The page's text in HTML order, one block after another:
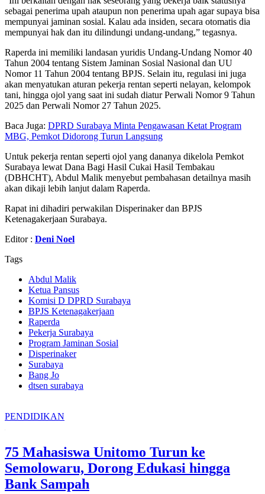
sebagai penerima upah ataupun non penerima upah agar supaya bisa
mempunyai jaminan sosial. Kalau ada insiden, secara otomatis dia
mempunyai hak dan itu dilindungi undang-undang,” tegasnya.
Raperda ini memiliki landasan yuridis Undang-Undang Nomor 40
Tahun 2004 tentang Sistem Jaminan Sosial Nasional dan UU
Nomor 11 Tahun 2004 tentang BPJS. Selain itu, regulasi ini juga
akan menyatukan aturan pekerja rentan seperti nelayan, kelompok
tani, hingga ojol yang saat ini sudah diatur Perwali Nomor 9 Tahun
2025 dan Perwali Nomor 27 Tahun 2025.
Baca Juga: DPRD Surabaya Minta Pengawasan Ketat Program
MBG, Pemkot Didorong Turun Langsung
Untuk pekerja rentan seperti ojol yang dananya dikelola Pemkot
Surabaya lewat Dana Bagi Hasil Cukai Hasil Tembakau
(DBHCHT), Abdul Malik menyebut pembahasan detailnya masih
akan dikaji lebih lanjut dalam Raperda.
Rapat ini dihadiri perwakilan Disperinaker dan BPJS
Ketenagakerjaan Surabaya.
Editor : Deni Noel
Tags
Abdul Malik
Ketua Pansus
Komisi D DPRD Surabaya
BPJS Ketenagakerjaan
Raperda
Pekerja Surabaya
Program Jaminan Sosial
Disperinaker
Surabaya
Bang Jo
dtsen surabaya
PENDIDIKAN
75 Mahasiswa Unitomo Turun ke
Semolowaru, Dorong Edukasi hingga
Bank Sampah